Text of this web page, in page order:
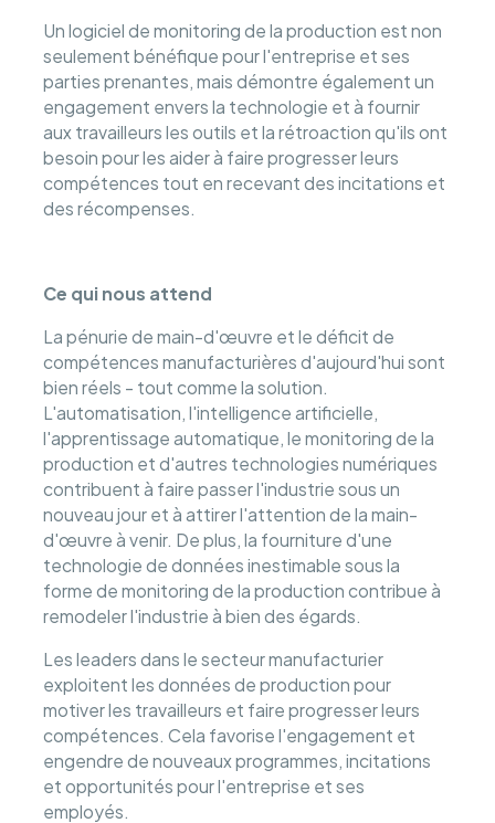
Un logiciel de monitoring de la production est non
seulement bénéfique pour l'entreprise et ses
parties prenantes, mais démontre également un
engagement envers la technologie et à fournir
aux travailleurs les outils et la rétroaction qu'ils ont
besoin pour les aider à faire progresser leurs
compétences tout en recevant des incitations et
des récompenses.
Ce qui nous attend
La pénurie de main-d'œuvre et le déficit de
compétences manufacturières d'aujourd'hui sont
bien réels - tout comme la solution.
L'automatisation, l'intelligence artificielle,
l'apprentissage automatique, le monitoring de la
production et d'autres technologies numériques
contribuent à faire passer l'industrie sous un
nouveau jour et à attirer l'attention de la main-
d'œuvre à venir. De plus, la fourniture d'une
technologie de données inestimable sous la
forme de monitoring de la production contribue à
remodeler l'industrie à bien des égards.
Les leaders dans le secteur manufacturier
exploitent les données de production pour
motiver les travailleurs et faire progresser leurs
compétences. Cela favorise l'engagement et
engendre de nouveaux programmes, incitations
et opportunités pour l'entreprise et ses
employés.